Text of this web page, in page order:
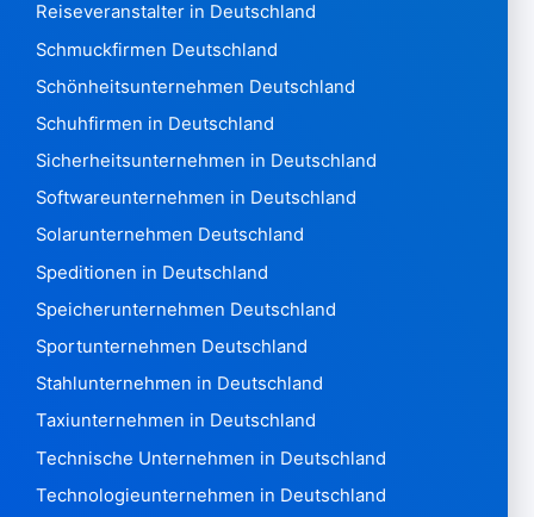
Nicaragua 1.396
Niger385
Nigeria 12.993
Norfolk2
Norwegen 1.824.843
Oman 6.575
Pakistan 8.300
Panama6.182
Paraguay2.074
Peru 2.756.526
Philippinen 659,101
Polen 4,774,490
Qatar8.131
Wiedersehen 47.551
Reiseveranstalter in Deutschland
Schmuckfirmen Deutschland
Schönheitsunternehmen Deutschland
Schuhfirmen in Deutschland
Sicherheitsunternehmen in Deutschland
Softwareunternehmen in Deutschland
Solarunternehmen Deutschland
Speditionen in Deutschland
Speicherunternehmen Deutschland
Sportunternehmen Deutschland
Stahlunternehmen in Deutschland
Taxiunternehmen in Deutschland
Technische Unternehmen in Deutschland
Technologieunternehmen in Deutschland